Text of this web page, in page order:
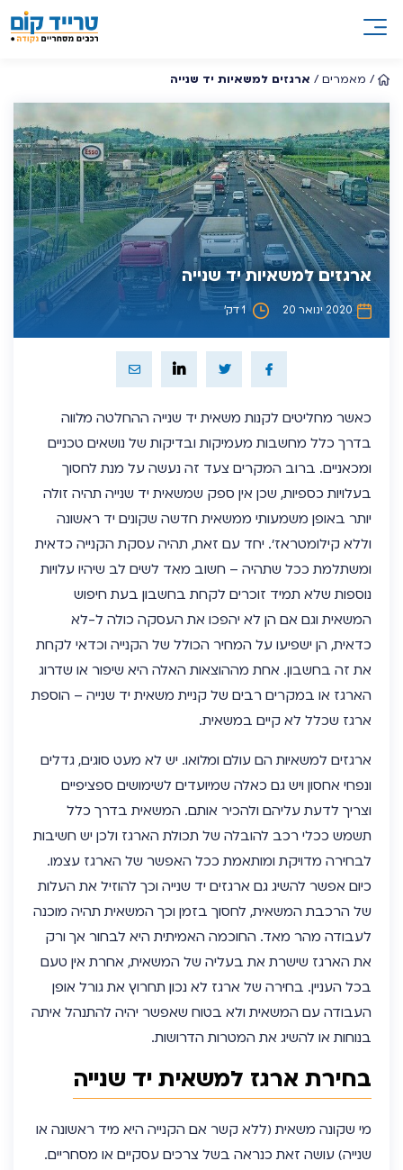
/ מאמרים/ ארגזים למשאיות יד שנייה
ארגזים למשאיות יד שנייה
2020 ינואר 20 1 דק’
כאשר מחליטים לקנות משאית יד שנייה ההחלטה מלווה
בדרך כלל מחשבות מעמיקות ובדיקות של נושאים טכניים
ומכאניים. ברוב המקרים צעד זה נעשה על מנת לחסוך
בעלויות כספיות, שכן אין ספק שמשאית יד שנייה תהיה זולה
יותר באופן משמעותי ממשאית חדשה שקונים יד ראשונה
וללא קילומטראז’. יחד עם זאת, תהיה עסקת הקנייה כדאית
ומשתלמת ככל שתהיה – חשוב מאד לשים לב שיהיו עלויות
נוספות שלא תמיד זוכרים לקחת בחשבון בעת חיפוש
המשאית וגם אם הן לא יהפכו את העסקה כולה ל-לא
כדאית, הן ישפיעו על המחיר הכולל של הקנייה וכדאי לקחת
את זה בחשבון. אחת מההוצאות האלה היא שיפור או שדרוג
הארגז או במקרים רבים של קניית משאית יד שנייה – הוספת
ארגז שכלל לא קיים במשאית.
ארגזים למשאיות הם עולם ומלואו. יש לא מעט סוגים, גדלים
ונפחי אחסון ויש גם כאלה שמיועדים לשימושים ספציפיים
וצריך לדעת עליהם ולהכיר אותם. המשאית בדרך כלל
תשמש ככלי רכב להובלה של תכולת הארגז ולכן יש חשיבות
לבחירה מדויקת ומותאמת ככל האפשר של הארגז עצמו.
כיום אפשר להשיג גם ארגזים יד שנייה וכך להוזיל את העלות
של הרכבת המשאית, לחסוך בזמן וכך המשאית תהיה מוכנה
לעבודה מהר מאד. החוכמה האמיתית היא לבחור אך ורק
את הארגז שישרת את בעליה של המשאית, אחרת אין טעם
בכל העניין. בחירה של ארגז לא נכון תחרוץ את גורל אופן
העבודה עם המשאית ולא בטוח שאפשר יהיה להתנהל איתה
בנוחות או להשיג את המטרות הדרושות.
בחירת ארגז למשאית יד שנייה
מי שקונה משאית (ללא קשר אם הקנייה היא מיד ראשונה או
שנייה) עושה זאת כנראה בשל צרכים עסקיים או מסחריים.